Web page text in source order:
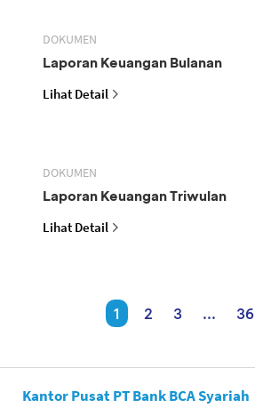
DOKUMEN
Laporan Keuangan Bulanan
Lihat Detail
DOKUMEN
Laporan Keuangan Triwulan
Lihat Detail
1 2 3 ... 36
Kantor Pusat PT Bank BCA Syariah